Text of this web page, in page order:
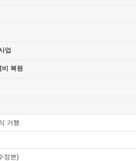
업
복원
거행
정본)